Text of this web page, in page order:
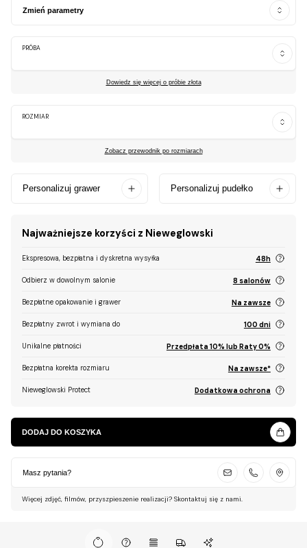
Zmień parametry
PRÓBA
Dowiedz się więcej o próbie złota
ROZMIAR
Zobacz przewodnik po rozmiarach
Personalizuj grawer Personalizuj pudełko
Najważniejsze korzyści z Nieweglowski
Ekspresowa, bezpłatna i dyskretna wysyłka 48h
Odbierz w dowolnym salonie 8 salonów
Bezpłatne opakowanie i grawer Na zawsze
Bezpłatny zwrot i wymiana do 100 dni
Unikalne płatności Przedpłata 10% lub Raty 0%
Bezpłatna korekta rozmiaru Na zawsze*
Nieweglowski Protect Dodatkowa ochrona
DODAJ DO KOSZYKA
Masz pytania?
Więcej zdjęć, filmów, przyszpieszenie realizacji? Skontaktuj się z nami.